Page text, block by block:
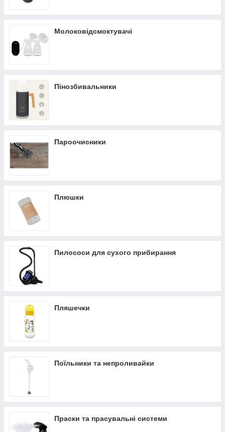
Молоковідсмоктувачі
Пінозбивальники
Пароочисники
Плюшки
Пилососи для сухого прибирання
Пляшечки
Поїльники та непроливайки
Праски та прасувальні системи